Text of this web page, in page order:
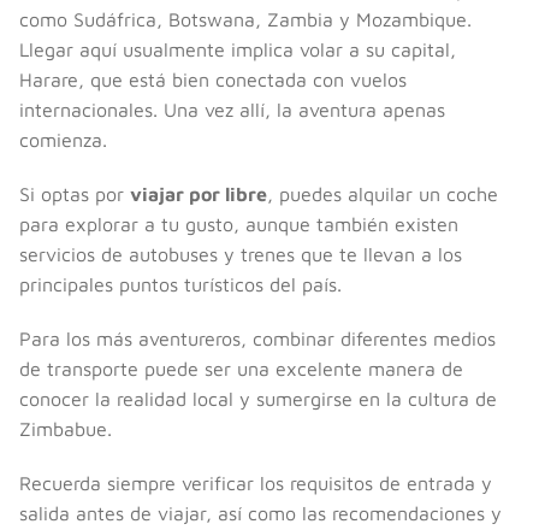
como Sudáfrica, Botswana, Zambia y Mozambique.
Llegar aquí usualmente implica volar a su capital,
Harare, que está bien conectada con vuelos
internacionales. Una vez allí, la aventura apenas
comienza.
Si optas por viajar por libre, puedes alquilar un coche
para explorar a tu gusto, aunque también existen
servicios de autobuses y trenes que te llevan a los
principales puntos turísticos del país.
Para los más aventureros, combinar diferentes medios
de transporte puede ser una excelente manera de
conocer la realidad local y sumergirse en la cultura de
Zimbabue.
Recuerda siempre verificar los requisitos de entrada y
salida antes de viajar, así como las recomendaciones y